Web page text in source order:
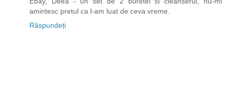
amintesc pretul ca l-am luat de ceva vreme.
Răspundeți